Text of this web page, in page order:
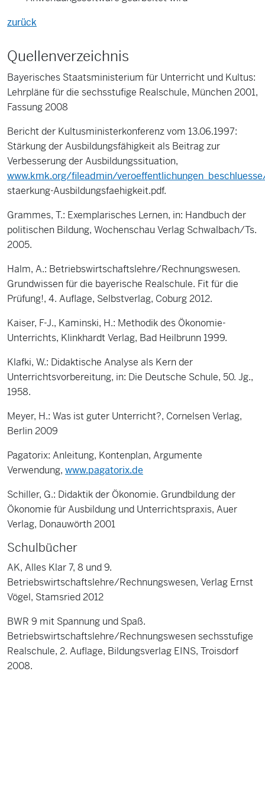
zurück
Quellenverzeichnis
Bayerisches Staatsministerium für Unterricht und Kultus:
Lehrpläne für die sechsstufige Realschule, München 2001,
Fassung 2008
Bericht der Kultusministerkonferenz vom 13.06.1997:
Stärkung der Ausbildungsfähigkeit als Beitrag zur
Verbesserung der Ausbildungssituation,
www.kmk.org/fileadmin/
staerkung-Ausbildungsfaehigkeit.pdf.
Grammes, T.: Exemplarisches Lernen, in: Handbuch der
politischen Bildung, Wochenschau Verlag Schwalbach/Ts.
2005.
Halm, A.: Betriebswirtschaftslehre/Rechnungswesen.
Grundwissen für die bayerische Realschule. Fit für die
Prüfung!, 4. Auflage, Selbstverlag, Coburg 2012.
Kaiser, F-J., Kaminski, H.: Methodik des Ökonomie-
Unterrichts, Klinkhardt Verlag, Bad Heilbrunn 1999.
Klafki, W.: Didaktische Analyse als Kern der
Unterrichtsvorbereitung, in: Die Deutsche Schule, 50. Jg.,
1958.
Meyer, H.: Was ist guter Unterricht?, Cornelsen Verlag,
Berlin 2009
Pagatorix: Anleitung, Kontenplan, Argumente
Verwendung, www.pagatorix.de
Schiller, G.: Didaktik der Ökonomie. Grundbildung der
Ökonomie für Ausbildung und Unterrichtspraxis, Auer
Verlag, Donauwörth 2001
Schulbücher
AK, Alles Klar 7, 8 und 9.
Betriebswirtschaftslehre/Rechnungswesen, Verlag Ernst
Vögel, Stamsried 2012
BWR 9 mit Spannung und Spaß.
Betriebswirtschaftslehre/Rechnungswesen sechsstufige
Realschule, 2. Auflage, Bildungsverlag EINS, Troisdorf
2008.